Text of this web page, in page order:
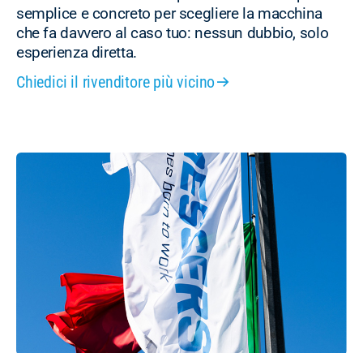
semplice e concreto per scegliere la macchina
che fa davvero al caso tuo: nessun dubbio, solo
esperienza diretta.
Chiedici il rivenditore più vicino